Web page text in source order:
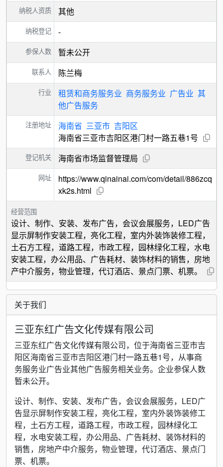
纳税人资质 其他
纳税登记 -
参保人数 暂未公开
联系人 陈兰梅
行业 租赁和商务服务业 商务服务业 广告业 其
他广告服务
注册地址 海南省 三亚市 吉阳区
海南省三亚市吉阳区港门村一路五巷1号
登记机关 海南省市场监督管理局
网址
https://www.qinainai.com/com/detail/886zcq
xk2s.html
经营范围
设计、制作、安装、发布广告，会议会展服务，LED广告
显示屏制作安装工程，亮化工程，室内外装饰装修工程，
土石方工程，道路工程，市政工程，园林绿化工程，水电
安装工程，办公用品、广告耗材、装饰材料的销售，房地
产中介服务，物业管理，代订酒店、景点门票、机票。
关于我们
三亚东红广告文化传媒有限公司
三亚东红广告文化传媒有限公司，位于海南省三亚市吉
阳区海南省三亚市吉阳区港门村一路五巷1号，从事商
务服务业广告业其他广告服务相关业务。企业参保人数
暂未公开。
设计、制作、安装、发布广告，会议会展服务，LED广
告显示屏制作安装工程，亮化工程，室内外装饰装修工
程，土石方工程，道路工程，市政工程，园林绿化工
程，水电安装工程，办公用品、广告耗材、装饰材料的
销售，房地产中介服务，物业管理，代订酒店、景点门
票、机票。